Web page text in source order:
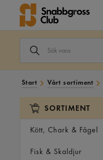
VARA
Start Vårt sortiment
SORTIMENT
Kött, Chark & Fågel
Fisk & Skaldjur